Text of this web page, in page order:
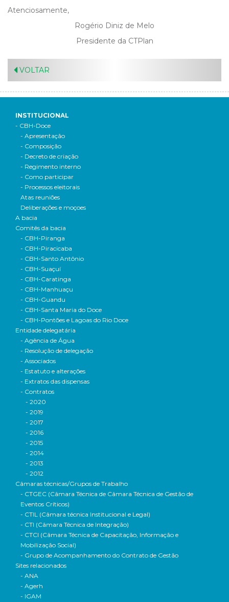
Atenciosamente,
Rogério Diniz de Melo
Presidente da CTPlan
VOLTAR
INSTITUCIONAL
- CBH-Doce
- Apresentação
- Composição
- Decreto de criação
- Regimento interno
- Como participar
- Processos eleitorais
Atas reuniões
Deliberações e moçoes
A bacia
Comitês da bacia
- CBH-Piranga
- CBH-Piracicaba
- CBH-Santo Antônio
- CBH-Suaçuí
- CBH-Caratinga
- CBH-Manhuaçu
- CBH-Guandu
- CBH-Santa Maria do Doce
- CBH-Pontões e Lagoas do Rio Doce
Entidade delegatária
- Agência de Água
- Resolução de delegação
- Associados
- Estatuto e alterações
- Extratos das dispensas
- Contratos
- 2020
- 2019
- 2017
- 2016
- 2015
- 2014
- 2013
- 2012
Câmaras técnicas/Grupos de Trabalho
- CTGEC (Câmara Técnica de Câmara Técnica de Gestão de
Eventos Críticos)
- CTIL (Câmara técnica Institucional e Legal)
- CTI (Câmara Técnica de Integração)
- CTCI (Câmara Técnica de Capacitação, Informação e
Mobilização Social)
- Grupo de Acompanhamento do Contrato de Gestão
Sites relacionados
- ANA
- Agerh
- IGAM